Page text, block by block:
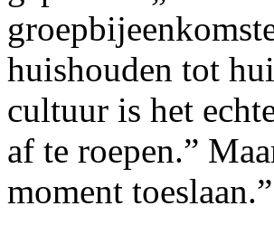
huishouden tot
cultuur is het
af te roepen.”
moment toeslaan.”